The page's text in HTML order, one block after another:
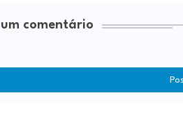
comentário